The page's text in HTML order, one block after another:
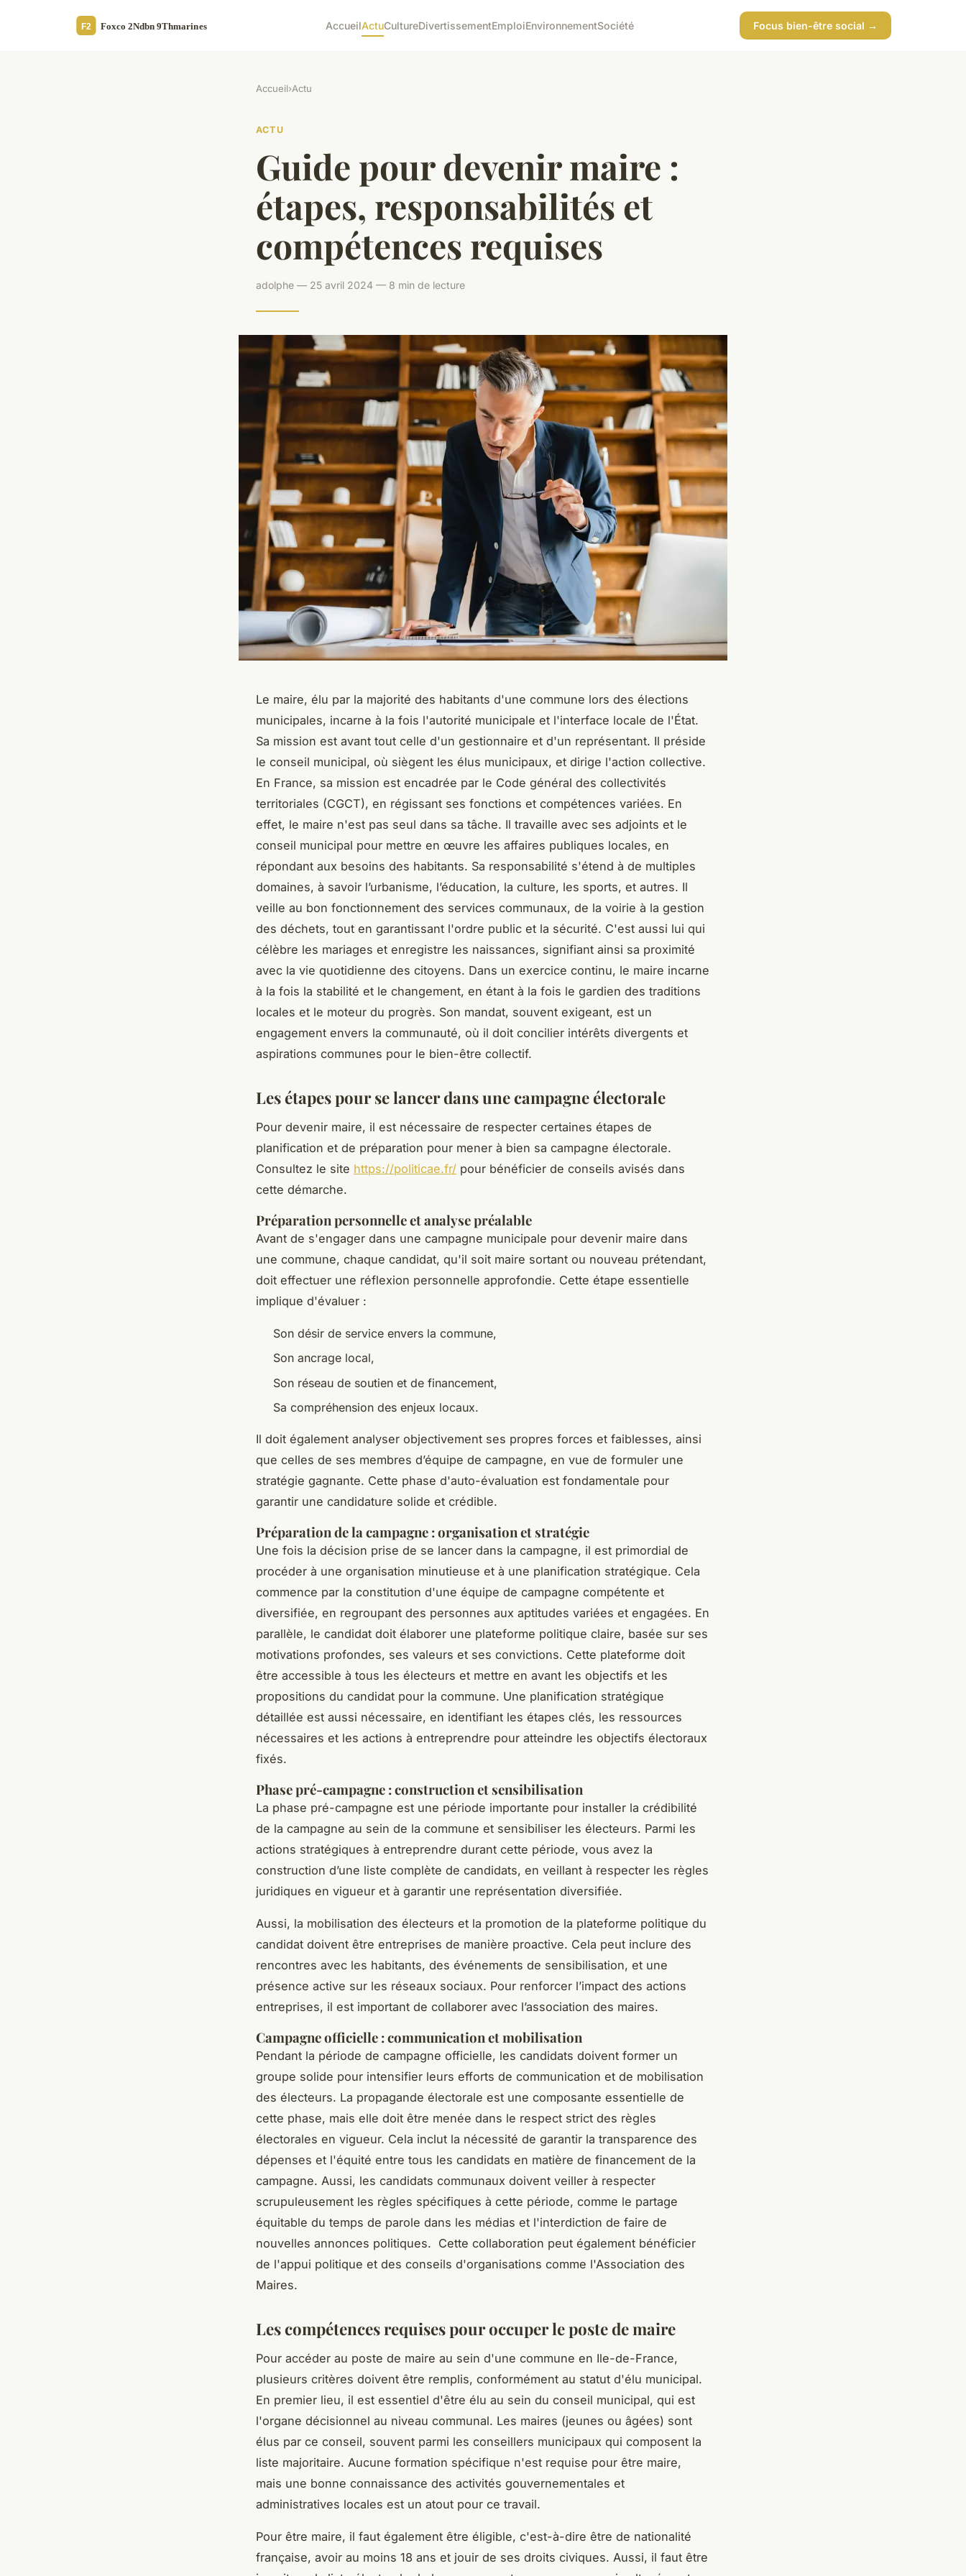
AccueilActuCultureDivertissementEmploiEnvironnementSociété Focus bien-être social →
Accueil›Actu
ACTU
Guide pour devenir maire :
étapes, responsabilités et
compétences requises
adolphe — 25 avril 2024 — 8 min de lecture
Le maire, élu par la majorité des habitants d'une commune lors des élections
municipales, incarne à la fois l'autorité municipale et l'interface locale de l'État.
Sa mission est avant tout celle d'un gestionnaire et d'un représentant. Il préside
le conseil municipal, où siègent les élus municipaux, et dirige l'action collective.
En France, sa mission est encadrée par le Code général des collectivités
territoriales (CGCT), en régissant ses fonctions et compétences variées. En
effet, le maire n'est pas seul dans sa tâche. Il travaille avec ses adjoints et le
conseil municipal pour mettre en œuvre les affaires publiques locales, en
répondant aux besoins des habitants. Sa responsabilité s'étend à de multiples
domaines, à savoir l’urbanisme, l’éducation, la culture, les sports, et autres. Il
veille au bon fonctionnement des services communaux, de la voirie à la gestion
des déchets, tout en garantissant l'ordre public et la sécurité. C'est aussi lui qui
célèbre les mariages et enregistre les naissances, signifiant ainsi sa proximité
avec la vie quotidienne des citoyens. Dans un exercice continu, le maire incarne
à la fois la stabilité et le changement, en étant à la fois le gardien des traditions
locales et le moteur du progrès. Son mandat, souvent exigeant, est un
engagement envers la communauté, où il doit concilier intérêts divergents et
aspirations communes pour le bien-être collectif.
Les étapes pour se lancer dans une campagne électorale
Pour devenir maire, il est nécessaire de respecter certaines étapes de
planification et de préparation pour mener à bien sa campagne électorale.
Consultez le site https://politicae.fr/ pour bénéficier de conseils avisés dans
cette démarche.
Préparation personnelle et analyse préalable
Avant de s'engager dans une campagne municipale pour devenir maire dans
une commune, chaque candidat, qu'il soit maire sortant ou nouveau prétendant,
doit effectuer une réflexion personnelle approfondie. Cette étape essentielle
implique d'évaluer :
Son désir de service envers la commune,
Son ancrage local,
Son réseau de soutien et de financement,
Sa compréhension des enjeux locaux.
Il doit également analyser objectivement ses propres forces et faiblesses, ainsi
que celles de ses membres d’équipe de campagne, en vue de formuler une
stratégie gagnante. Cette phase d'auto-évaluation est fondamentale pour
garantir une candidature solide et crédible.
Préparation de la campagne : organisation et stratégie
Une fois la décision prise de se lancer dans la campagne, il est primordial de
procéder à une organisation minutieuse et à une planification stratégique. Cela
commence par la constitution d'une équipe de campagne compétente et
diversifiée, en regroupant des personnes aux aptitudes variées et engagées. En
parallèle, le candidat doit élaborer une plateforme politique claire, basée sur ses
motivations profondes, ses valeurs et ses convictions. Cette plateforme doit
être accessible à tous les électeurs et mettre en avant les objectifs et les
propositions du candidat pour la commune. Une planification stratégique
détaillée est aussi nécessaire, en identifiant les étapes clés, les ressources
nécessaires et les actions à entreprendre pour atteindre les objectifs électoraux
fixés.
Phase pré-campagne : construction et sensibilisation
La phase pré-campagne est une période importante pour installer la crédibilité
de la campagne au sein de la commune et sensibiliser les électeurs. Parmi les
actions stratégiques à entreprendre durant cette période, vous avez la
construction d’une liste complète de candidats, en veillant à respecter les règles
juridiques en vigueur et à garantir une représentation diversifiée.
Aussi, la mobilisation des électeurs et la promotion de la plateforme politique du
candidat doivent être entreprises de manière proactive. Cela peut inclure des
rencontres avec les habitants, des événements de sensibilisation, et une
présence active sur les réseaux sociaux. Pour renforcer l’impact des actions
entreprises, il est important de collaborer avec l’association des maires.
Campagne officielle : communication et mobilisation
Pendant la période de campagne officielle, les candidats doivent former un
groupe solide pour intensifier leurs efforts de communication et de mobilisation
des électeurs. La propagande électorale est une composante essentielle de
cette phase, mais elle doit être menée dans le respect strict des règles
électorales en vigueur. Cela inclut la nécessité de garantir la transparence des
dépenses et l'équité entre tous les candidats en matière de financement de la
campagne. Aussi, les candidats communaux doivent veiller à respecter
scrupuleusement les règles spécifiques à cette période, comme le partage
équitable du temps de parole dans les médias et l'interdiction de faire de
nouvelles annonces politiques. Cette collaboration peut également bénéficier
de l'appui politique et des conseils d'organisations comme l'Association des
Maires.
Les compétences requises pour occuper le poste de maire
Pour accéder au poste de maire au sein d'une commune en Ile-de-France,
plusieurs critères doivent être remplis, conformément au statut d'élu municipal.
En premier lieu, il est essentiel d'être élu au sein du conseil municipal, qui est
l'organe décisionnel au niveau communal. Les maires (jeunes ou âgées) sont
élus par ce conseil, souvent parmi les conseillers municipaux qui composent la
liste majoritaire. Aucune formation spécifique n'est requise pour être maire,
mais une bonne connaissance des activités gouvernementales et
administratives locales est un atout pour ce travail.
Pour être maire, il faut également être éligible, c'est-à-dire être de nationalité
française, avoir au moins 18 ans et jouir de ses droits civiques. Aussi, il faut être